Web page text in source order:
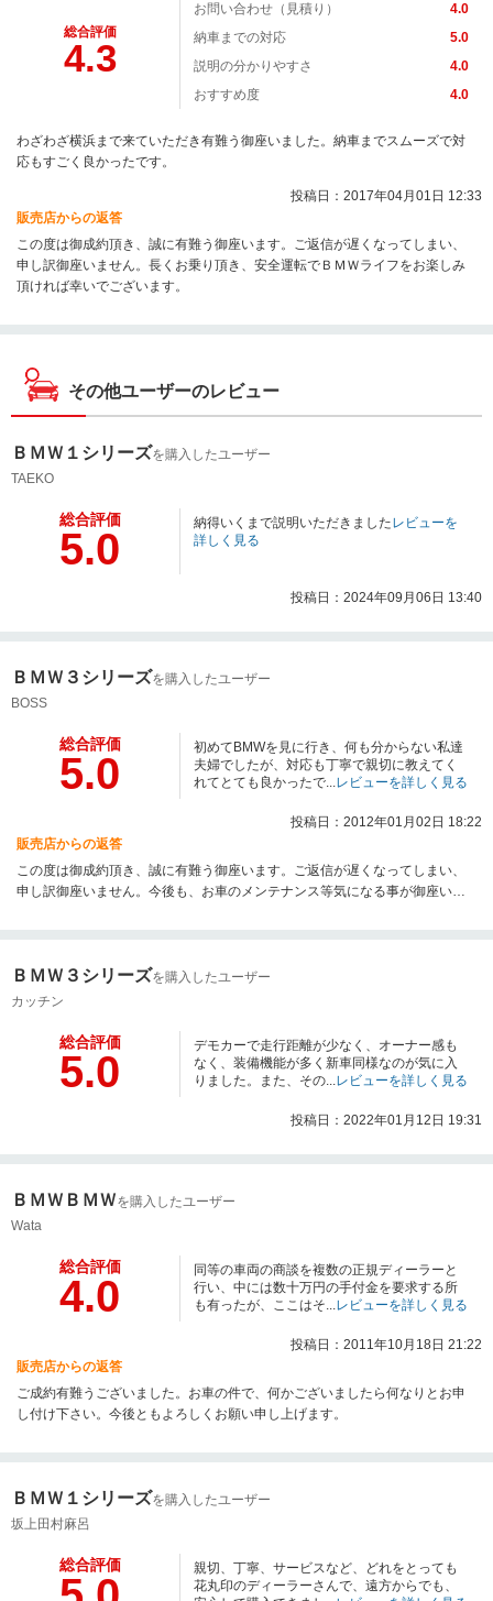
総合評価
4.3
お問い合わせ（見積り）
4.0
納車までの対応
5.0
説明の分かりやすさ
4.0
おすすめ度
4.0
わざわざ横浜まで来ていただき有難う御座いました。納車までスムーズで対
応もすごく良かったです。
投稿日：2017年04月01日 12:33
販売店からの返答
この度は御成約頂き、誠に有難う御座います。ご返信が遅くなってしまい、
申し訳御座いません。長くお乗り頂き、安全運転でＢＭＷライフをお楽しみ
頂ければ幸いでございます。
その他ユーザーのレビュー
ＢＭＷ１シリーズを購入したユーザー
TAEKO
総合評価
5.0
納得いくまで説明いただきましたレビューを
詳しく見る
投稿日：2024年09月06日 13:40
ＢＭＷ３シリーズを購入したユーザー
BOSS
総合評価
5.0
初めてBMWを見に行き、何も分からない私達
夫婦でしたが、対応も丁寧で親切に教えてく
れてとても良かったで...レビューを詳しく見る
投稿日：2012年01月02日 18:22
販売店からの返答
この度は御成約頂き、誠に有難う御座います。ご返信が遅くなってしまい、
申し訳御座いません。今後も、お車のメンテナンス等気になる事が御座いま
さい。お待ち致しております。
ＢＭＷ３シリーズを購入したユーザー
カッチン
総合評価
5.0
デモカーで走行距離が少なく、オーナー感も
なく、装備機能が多く新車同様なのが気に入
りました。また、その...レビューを詳しく見る
投稿日：2022年01月12日 19:31
ＢＭＷＢＭＷを購入したユーザー
Wata
総合評価
4.0
同等の車両の商談を複数の正規ディーラーと
行い、中には数十万円の手付金を要求する所
も有ったが、ここはそ...レビューを詳しく見る
投稿日：2011年10月18日 21:22
販売店からの返答
ご成約有難うございました。お車の件で、何かございましたら何なりとお申
し付け下さい。今後ともよろしくお願い申し上げます。
ＢＭＷ１シリーズを購入したユーザー
坂上田村麻呂
総合評価
親切、丁寧、サービスなど、どれをとっても
花丸印のディーラーさんで、遠方からでも、